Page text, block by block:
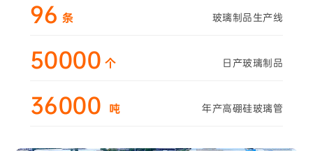
96 条 玻璃制品生产线
50000 个 日产玻璃制品
36000 吨 年产高硼硅玻璃管